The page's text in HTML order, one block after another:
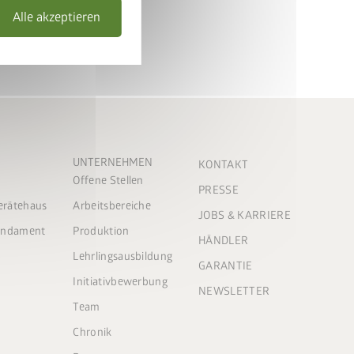
Alle akzeptieren
UNTERNEHMEN
Offene Stellen
Arbeitsbereiche
Produktion
Lehrlingsausbildung
Initiativbewerbung
Team
Chronik
KONTAKT
PRESSE
JOBS & KARRIERE
HÄNDLER
GARANTIE
NEWSLETTER